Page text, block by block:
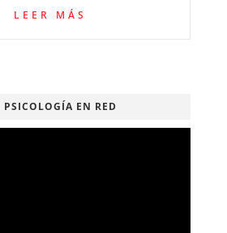
LEER MÁS
PSICOLOGÍA EN RED